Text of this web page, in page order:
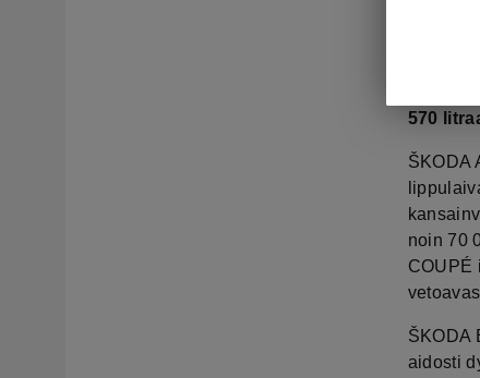
kaksi
taka-
570
ŠKODA
noin 70
COUPÉ
ŠKODA
aidosti